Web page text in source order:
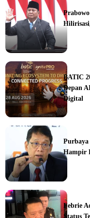
BATIC
Depan
Digital
Purbaya
Hampir
Febrie
Status